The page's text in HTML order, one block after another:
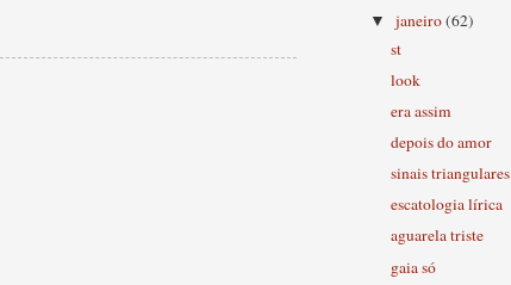
▼janeiro(62)
st
look
era assim
depois do amor
sinais triangulares
escatologia lírica
aguarela triste
gaia só